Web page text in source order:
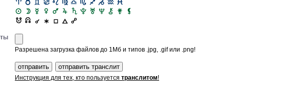
Разрешена загрузка файлов до 1Мб и типов .jpg, .gif или .png!
Инструкция для тех, кто пользуется транслитом!